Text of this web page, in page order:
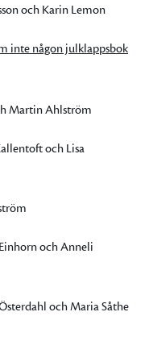
och Karin Lemon
inte någon julklappsbok
Martin Ahlström
och Lisa
och Anneli
och Maria Såthe